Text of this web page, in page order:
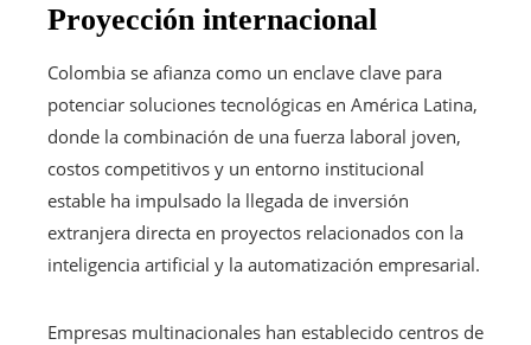
Proyección internacional
Colombia se afianza como un enclave clave para
potenciar soluciones tecnológicas en América Latina,
donde la combinación de una fuerza laboral joven,
costos competitivos y un entorno institucional
estable ha impulsado la llegada de inversión
extranjera directa en proyectos relacionados con la
inteligencia artificial y la automatización empresarial.
Empresas multinacionales han establecido centros de